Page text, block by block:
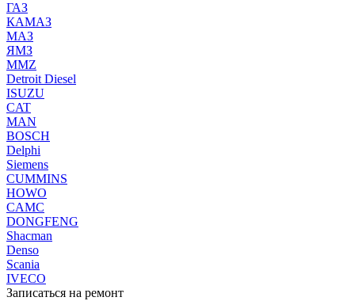
ГАЗ
КАМАЗ
МАЗ
ЯМЗ
MMZ
Detroit Diesel
ISUZU
CAT
MAN
BOSCH
Delphi
Siemens
CUMMINS
HOWO
CAMC
DONGFENG
Shacman
Denso
Scania
IVECO
Записаться на ремонт